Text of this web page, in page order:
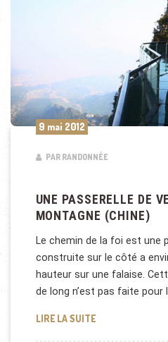
9 mai 2012
PAR RANDONNÉE
UNE PASSERELLE DE
MONTAGNE (CHINE)
Le chemin de la foi est une
construite sur le côté a
hauteur sur une falaise.
de long n’est pas faite pour
LIRE LA SUITEUNE